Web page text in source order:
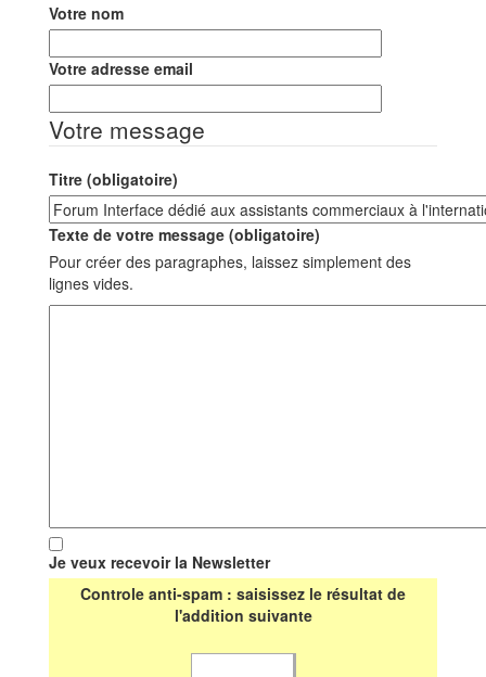
Votre nom
Votre adresse email
Votre message
Titre (obligatoire)
Texte de votre message (obligatoire)
Pour créer des paragraphes, laissez simplement des
lignes vides.
Je veux recevoir la Newsletter
Controle anti-spam : saisissez le résultat de
l'addition suivante